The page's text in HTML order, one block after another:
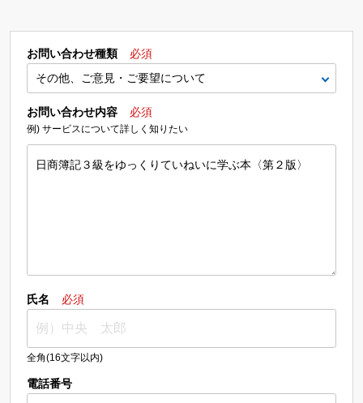
お問い合わせ種類 必須
お問い合わせ内容 必須
例) サービスについて詳しく知りたい
氏名 必須
全角(16文字以内)
電話番号